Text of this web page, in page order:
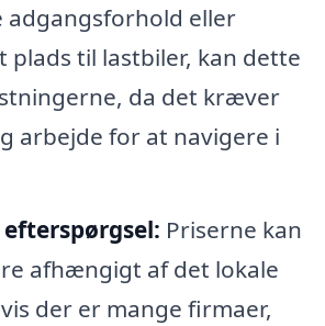
adgangsforhold eller
til lastbiler, kan dette
da det kræver
arbejde for at navigere i
Priserne kan
afhængigt af det lokale
der er mange firmaer,